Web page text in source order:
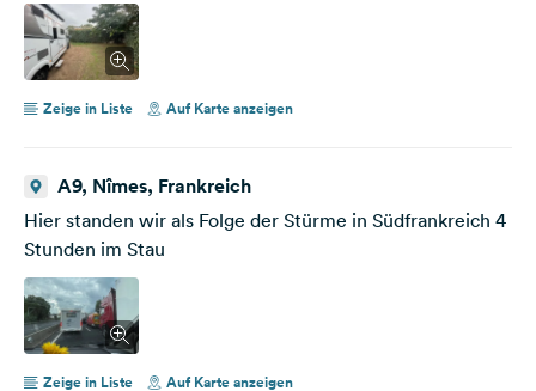
Zeige in Liste Auf Karte anzeigen
A9, Nîmes, Frankreich
Hier standen wir als Folge der Stürme in Südfrankreich 4
Stunden im Stau
Zeige in Liste Auf Karte anzeigen